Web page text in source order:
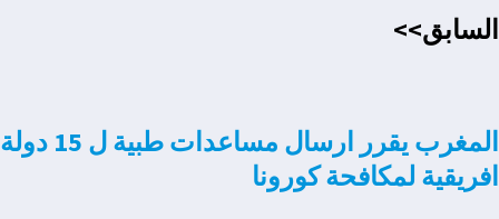
Email
السابق>>
المغرب يقرر ارسال مساعدات طبية ل 15 دولة
افريقية لمكافحة كورونا